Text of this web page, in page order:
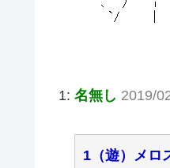
1: 名無し 2019/
1（遊）メロ